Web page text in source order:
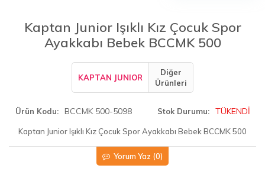
Kaptan Junior Işıklı Kız Çocuk Spor
Ayakkabı Bebek BCCMK 500
KAPTAN JUNIOR
Diğer
Ürünleri
Ürün Kodu BCCMK 500-5098 Stok Durumu TÜKENDİ
Kaptan Junior Işıklı Kız Çocuk Spor Ayakkabı Bebek BCCMK 500
Yorum Yaz (0)